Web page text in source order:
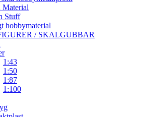
Material
Stuff
hobbymaterial
/ SKALGUBBAR
1:43
1:50
1:87
1:100